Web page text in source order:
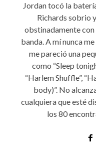
Jordan tocó la
Richards sobrio
obstinadamente
banda. A mí nunca
me pareció una
como “Sleep
“Harlem Shuffle”,
body)”. No
cualquiera que esté
los 80